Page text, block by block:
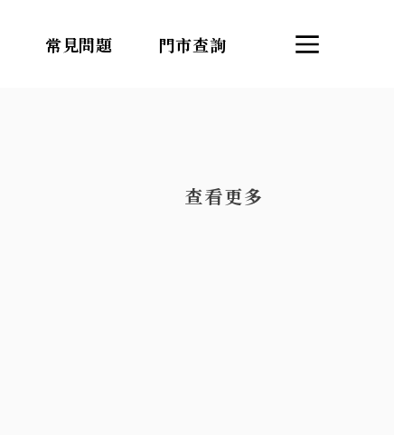
常見問題 門市查詢
​查看更多